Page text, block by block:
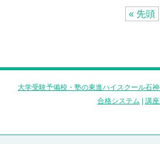
« 先頭
大学受験予備校・塾の東進ハイスクール石
合格システム
講